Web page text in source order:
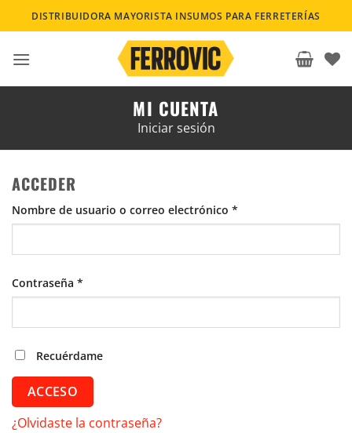
Saltar
al
DISTRIBUIDORA MAYORISTA INSUMOS PARA FERRETERÍAS
MI CUENTA
Iniciar sesión
ACCEDER
Nombre de usuario o correo electrónico *
Contraseña *
Recuérdame
ACCESO
¿Olvidaste la contraseña?